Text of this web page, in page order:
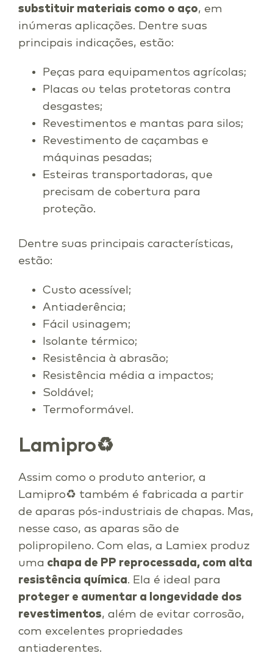
substituir materiais como o aço, em
inúmeras aplicações. Dentre suas
principais indicações, estão:
Peças para equipamentos agrícolas;
Placas ou telas protetoras contra
desgastes;
Revestimentos e mantas para silos;
Revestimento de caçambas e
máquinas pesadas;
Esteiras transportadoras, que
precisam de cobertura para
proteção.
Dentre suas principais características,
estão:
Custo acessível;
Antiaderência;
Fácil usinagem;
Isolante térmico;
Resistência à abrasão;
Resistência média a impactos;
Soldável;
Termoformável.
Lamipro♻
Assim como o produto anterior, a
Lamipro♻ também é fabricada a partir
de aparas pós-industriais de chapas. Mas,
nesse caso, as aparas são de
polipropileno. Com elas, a Lamiex produz
uma chapa de PP reprocessada, com alta
resistência química. Ela é ideal para
proteger e aumentar a longevidade dos
revestimentos, além de evitar corrosão,
com excelentes propriedades
antiaderentes.